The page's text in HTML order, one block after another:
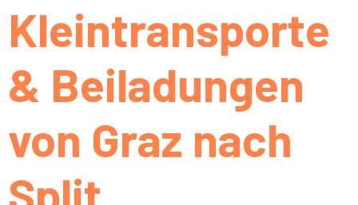
Kleintransporte
& Beiladungen
von Graz nach